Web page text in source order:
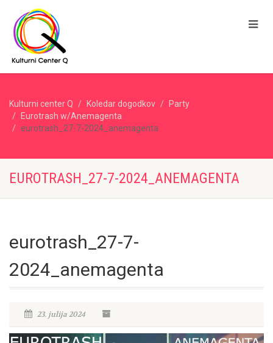
Kulturni center Q Koledar dogodkov
Party
Eurotrash w/Anemagenta
eurotrash_27-7-2024_anemagenta
EUROTRASH_27-7-2024_ANEMAGENTA
eurotrash_27-7-
2024_anemagenta
23. julija 2024